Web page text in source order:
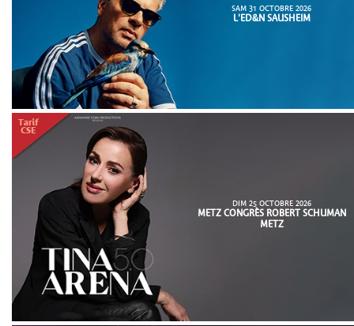
SAM 31 OCTOBRE 2026
L'ED&N SAUSHEIM
DIM 25 OCTOBRE 2026
METZ CONGRÈS ROBERT SCHUMAN
METZ